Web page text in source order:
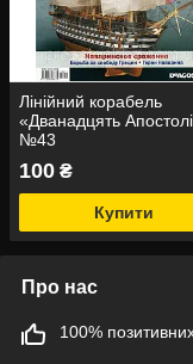
Лінійний корабель
«Дванадцять
№43
100 ₴
Купити
Про нас
100% позитивних